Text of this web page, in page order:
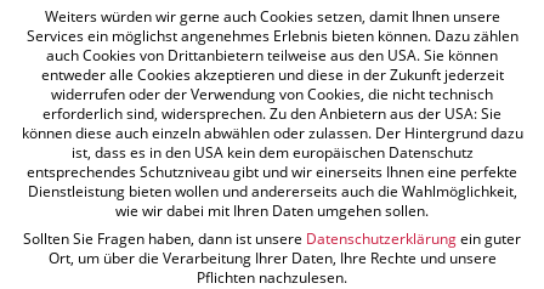
7442 Lockenhaus
Österreich
QUICKLINKS
Leistungen
Referenzen
Weiters würden wir gerne auch Cookies setzen, damit Ihnen unsere
Services ein möglichst angenehmes Erlebnis bieten können. Dazu zählen
auch Cookies von Drittanbietern teilweise aus den USA. Sie können
entweder alle Cookies akzeptieren und diese in der Zukunft jederzeit
widerrufen oder der Verwendung von Cookies, die nicht technisch
erforderlich sind, widersprechen. Zu den Anbietern aus der USA: Sie
können diese auch einzeln abwählen oder zulassen. Der Hintergrund dazu
ist, dass es in den USA kein dem europäischen Datenschutz
entsprechendes Schutzniveau gibt und wir einerseits Ihnen eine perfekte
Dienstleistung bieten wollen und andererseits auch die Wahlmöglichkeit,
wie wir dabei mit Ihren Daten umgehen sollen.
Sollten Sie Fragen haben, dann ist unsere Datenschutzerklärungein guter
Ort, um über die Verarbeitung Ihrer Daten, Ihre Rechte und unsere
Pflichten nachzulesen.